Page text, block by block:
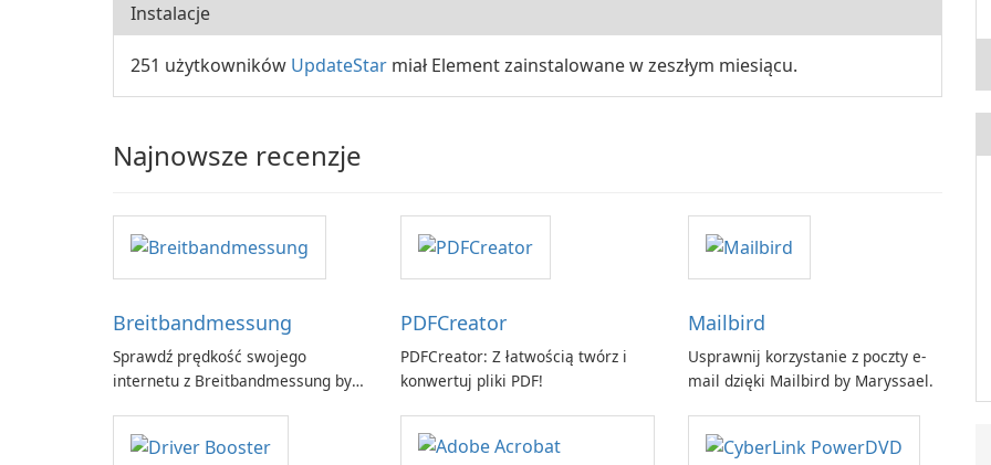
Instalacje
251 użytkowników UpdateStar miał Element zainstalowane w zeszłym miesiącu.
Najnowsze recenzje
Breitbandmessung
Sprawdź prędkość swojego
internetu z Breitbandmessung by
PDFCreator
PDFCreator: Z łatwością twórz i
konwertuj pliki PDF!
Mailbird
Usprawnij korzystanie z poczty e-
mail dzięki Mailbird by Maryssael.